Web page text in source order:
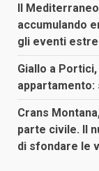
Il
accumulando
gli eventi
Giallo a
appartamento:
Crans
parte civile. Il
di sfondare le